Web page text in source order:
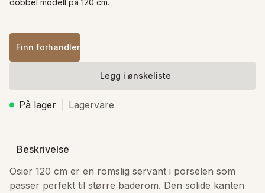
dobbel modell på 120 cm.
Finn forhandler
Legg i ønskeliste
På lager Lagervare
Beskrivelse
Osier 120 cm er en romslig servant i porselen som
passer perfekt til større baderom. Den solide kanten